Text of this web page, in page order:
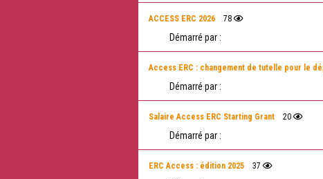
ACCESS ERC 2026 78
Démarré par :
Access ERC : changement de tutelle pour le
Démarré par :
Salaire Access ERC Starting Grant 20
Démarré par :
ERC Access : édition 2025 37